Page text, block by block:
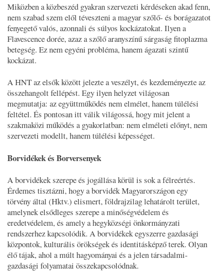
Miközben a közbeszéd gyakran szervezeti kérdéseken akad fenn,
nem szabad szem elől téveszteni a magyar szőlő- és borágazatot
fenyegető valós, azonnali és súlyos kockázatokat. Ilyen a
Flavescence dorée, azaz a szőlő aranyszínű sárgaság fitoplazma
betegség. Ez nem egyéni probléma, hanem ágazati szintű
kockázat.
A HNT az elsők között jelezte a veszélyt, és kezdeményezte az
összehangolt fellépést. Egy ilyen helyzet világosan
megmutatja: az együttműködés nem elmélet, hanem túlélési
feltétel. És pontosan itt válik világossá, hogy mit jelent a
szakmaközi működés a gyakorlatban: nem elméleti előnyt, nem
szervezeti modellt, hanem túlélési képességet.
Borvidékek és Borversenyek
A borvidékek szerepe és jogállása körül is sok a félreértés.
Érdemes tisztázni, hogy a borvidék Magyarországon egy
törvény által (Hktv.) elismert, földrajzilag lehatárolt terület,
amelynek elsődleges szerepe a minőségvédelem és
eredetvédelem, és amely a hegyközségi önkormányzati
rendszerhez kapcsolódik. A borvidékek egyszerre gazdasági
központok, kulturális örökségek és identitásképző terek. Olyan
élő tájak, ahol a múlt hagyományai és a jelen társadalmi-
gazdasági folyamatai összekapcsolódnak.